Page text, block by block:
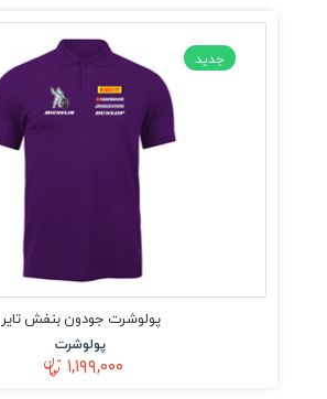
جدید
پولوشرت جودون بنفش تایر
پولوشرت
۱,۱۹۹,۰۰۰